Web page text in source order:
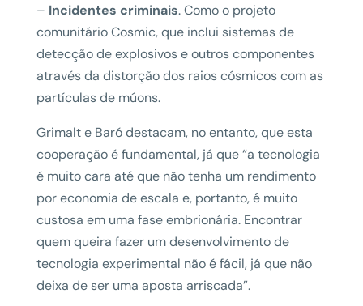
– Incidentes criminais. Como o projeto
comunitário Cosmic, que inclui sistemas de
detecção de explosivos e outros componentes
através da distorção dos raios cósmicos com as
partículas de múons.
Grimalt e Baró destacam, no entanto, que esta
cooperação é fundamental, já que “a tecnologia
é muito cara até que não tenha um rendimento
por economia de escala e, portanto, é muito
custosa em uma fase embrionária. Encontrar
quem queira fazer um desenvolvimento de
tecnologia experimental não é fácil, já que não
deixa de ser uma aposta arriscada”.